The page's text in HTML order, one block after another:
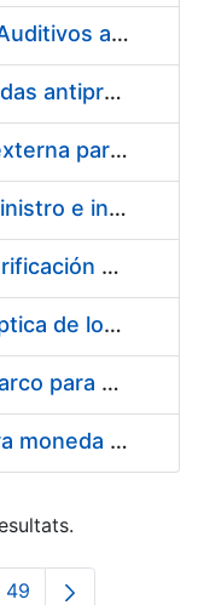
Suministro de Protectores Auditivos a medida para las personas trabajadoras de los Centros de Trabajo de Madrid y Burgos
Suministro de gafas graduadas antiproyecciones para los trabajadores de la FNMT-RCM en los centros de trabajo de Madrid y Burgos
Servicios de una empresa externa para el asesoramiento y resolución de los recursos de alzada que se presentan relacionados con procesos de selección para la FNMT-RCM
Acuerdo marco para el suministro e instalación de persianas, estores y otros complementos
Servicio de Calibración y Verificación Externa de los Equipos de Medición del Servicio de Prevención de la FNMT-RCM
Conexión mediante Fibra Óptica de los Centros de Proceso de Datos (CPDs) de las sedes de la FNMT-RCM de Burgos y Madrid
Contratación de acuerdo marco para el Suministro de Material de Electricidad para la Fábrica Nacional de Moneda y Timbre-Real Casa de la Moneda en su centro de trabajo de Burgos
Suministro de estuches para moneda de 30 €
49